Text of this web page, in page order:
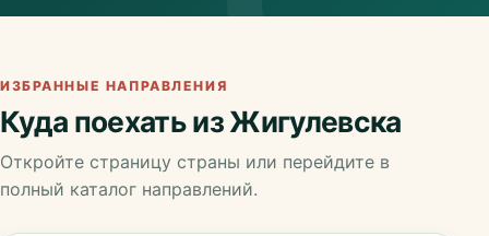
ИЗБРАННЫЕ НАПРАВЛЕНИЯ
Куда поехать из Жигулевска
Откройте страницу страны или перейдите в
полный каталог направлений.